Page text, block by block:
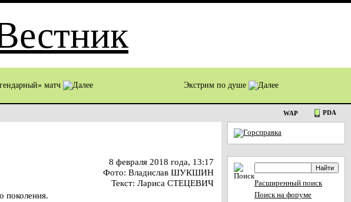
матч Экстрим по душе
WAP PDA
8 февраля 2018 года, 13:17
Фото: Владислав ШУКШИН
Текст: Лариса СТЕЦЕВИЧ
поколения.
Расширенный поиск
Поиск на форуме